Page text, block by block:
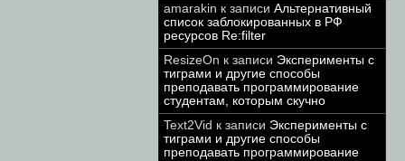
amarakin к записи Альтернативный
список заблокированных в РФ
ресурсов Re:filter
ResizeOn к записи Эксперименты с
тиграми и другие способы
преподавать программирование
студентам, которым скучно
Text2Vid к записи Эксперименты с
тиграми и другие способы
преподавать программирование